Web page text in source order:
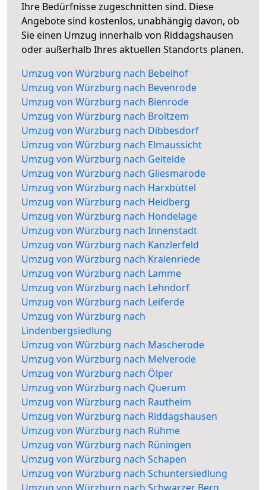
Ihre Bedürfnisse zugeschnitten sind. Diese
Angebote sind kostenlos, unabhängig davon, ob
Sie einen Umzug innerhalb von Riddagshausen
oder außerhalb Ihres aktuellen Standorts planen.
Umzug von Würzburg nach Bebelhof
Umzug von Würzburg nach Bevenrode
Umzug von Würzburg nach Bienrode
Umzug von Würzburg nach Broitzem
Umzug von Würzburg nach Dibbesdorf
Umzug von Würzburg nach Elmaussicht
Umzug von Würzburg nach Geitelde
Umzug von Würzburg nach Gliesmarode
Umzug von Würzburg nach Harxbüttel
Umzug von Würzburg nach Heidberg
Umzug von Würzburg nach Hondelage
Umzug von Würzburg nach Innenstadt
Umzug von Würzburg nach Kanzlerfeld
Umzug von Würzburg nach Kralenriede
Umzug von Würzburg nach Lamme
Umzug von Würzburg nach Lehndorf
Umzug von Würzburg nach Leiferde
Umzug von Würzburg nach
Lindenbergsiedlung
Umzug von Würzburg nach Mascherode
Umzug von Würzburg nach Melverode
Umzug von Würzburg nach Ölper
Umzug von Würzburg nach Querum
Umzug von Würzburg nach Rautheim
Umzug von Würzburg nach Riddagshausen
Umzug von Würzburg nach Rühme
Umzug von Würzburg nach Rüningen
Umzug von Würzburg nach Schapen
Umzug von Würzburg nach Schuntersiedlung